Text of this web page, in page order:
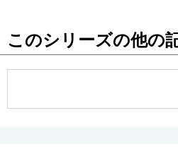
東京
このシリーズの他の